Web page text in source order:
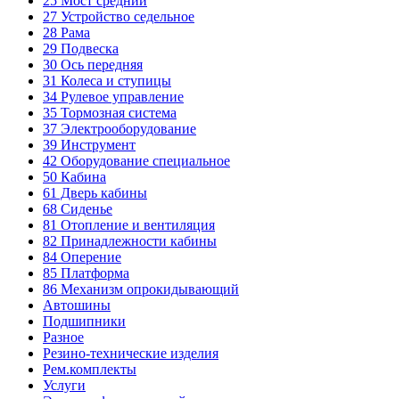
27 Устройство седельное
28 Рама
29 Подвеска
30 Ось передняя
31 Колеса и ступицы
34 Рулевое управление
35 Тормозная система
37 Электрооборудование
39 Инструмент
42 Оборудование специальное
50 Кабина
61 Дверь кабины
68 Сиденье
81 Отопление и вентиляция
82 Принадлежности кабины
84 Оперение
85 Платформа
86 Механизм опрокидывающий
Автошины
Подшипники
Разное
Резино-технические изделия
Рем.комплекты
Услуги